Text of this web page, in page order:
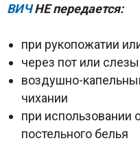
ВИЧНЕ передается:
при рукопожатии
через пот или слезы
воздушно-
чихании
при
постельного белья